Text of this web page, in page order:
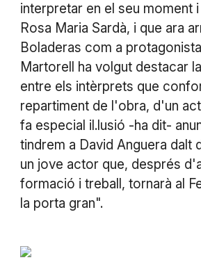
interpretar en el seu moment
Rosa Maria Sardà, i que ara
Boladeras com a
Martorell ha volgut destacar
entre els intèrprets que
repartiment de l'obra, d'un
fa especial il.lusió -ha dit-
tindrem a David Anguera dalt
un jove actor que, després
formació i treball, tornarà al
la porta gran".